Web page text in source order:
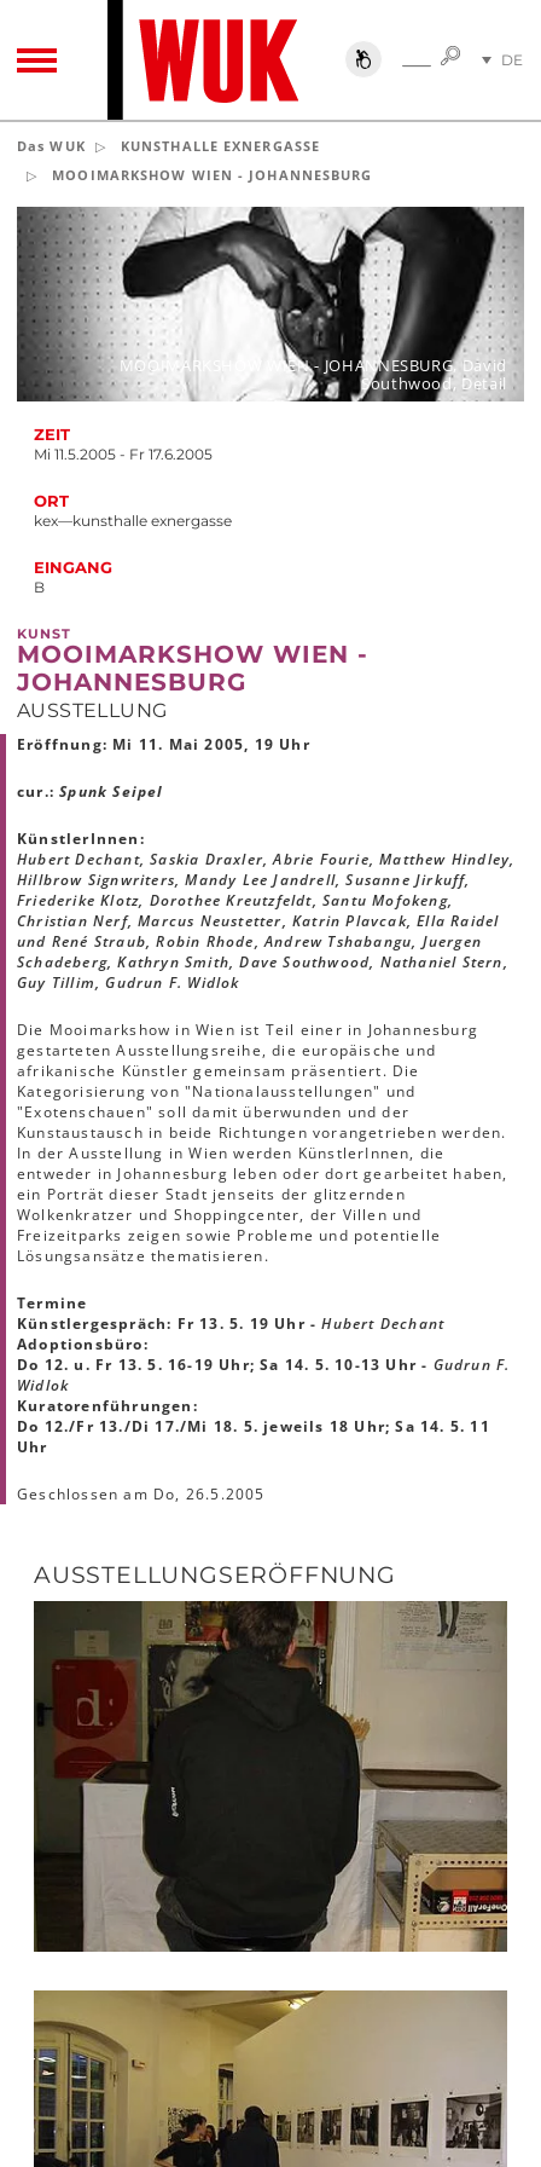
TOGGLE NAVIGATIONSUCHESUCHE
DE
Das WUK
KUNSTHALLE EXNERGASSE
MOOIMARKSHOW WIEN - JOHANNESBURG
ZEIT
Mi 11.5.2005 - Fr 17.6.2005
ORT
kex—kunsthalle exnergasse
EINGANG
B
MOOIMARKSHOW WIEN - JOHANNESBURG, David
Southwood, Detail
KUNST
MOOIMARKSHOW WIEN -
JOHANNESBURG
AUSSTELLUNG
Eröffnung: Mi 11. Mai 2005, 19 Uhr
cur.:Spunk Seipel
KünstlerInnen:
Hubert Dechant, Saskia Draxler, Abrie Fourie, Matthew Hindley,
Hillbrow Signwriters, Mandy Lee Jandrell, Susanne Jirkuff,
Friederike Klotz, Dorothee Kreutzfeldt, Santu Mofokeng,
Christian Nerf, Marcus Neustetter, Katrin Plavcak, Ella Raidel
und René Straub, Robin Rhode, Andrew Tshabangu, Juergen
Schadeberg, Kathryn Smith, Dave Southwood, Nathaniel Stern,
Guy Tillim, Gudrun F. Widlok
Die Mooimarkshow in Wien ist Teil einer in Johannesburg
gestarteten Ausstellungsreihe, die europäische und
afrikanische Künstler gemeinsam präsentiert. Die
Kategorisierung von "Nationalausstellungen" und
"Exotenschauen" soll damit überwunden und der
Kunstaustausch in beide Richtungen vorangetrieben werden.
In der Ausstellung in Wien werden KünstlerInnen, die
entweder in Johannesburg leben oder dort gearbeitet haben,
ein Porträt dieser Stadt jenseits der glitzernden
Wolkenkratzer und Shoppingcenter, der Villen und
Freizeitparks zeigen sowie Probleme und potentielle
Lösungsansätze thematisieren.
Termine
Künstlergespräch: Fr 13. 5. 19 Uhr - Hubert Dechant
Adoptionsbüro:
Do 12. u. Fr 13. 5. 16-19 Uhr; Sa 14. 5. 10-13 Uhr - Gudrun F.
Widlok
Kuratorenführungen:
Do 12./Fr 13./Di 17./Mi 18. 5. jeweils 18 Uhr; Sa 14. 5. 11
Uhr
Geschlossen am Do, 26.5.2005
AUSSTELLUNGSERÖFFNUNG